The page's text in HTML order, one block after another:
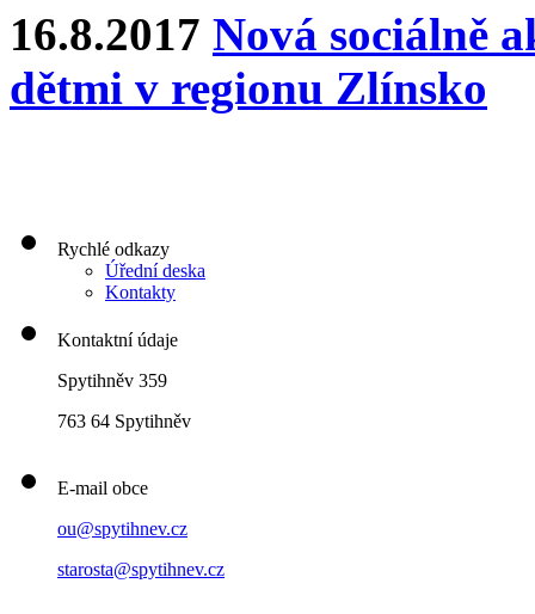
16.8.2017 Nová sociálně
dětmi v regionu Zlínsko
Rychlé odkazy
Úřední deska
Kontakty
Kontaktní údaje
Spytihněv 359
763 64 Spytihněv
E-mail obce
ou@spytihnev.cz
starosta@spytihnev.cz